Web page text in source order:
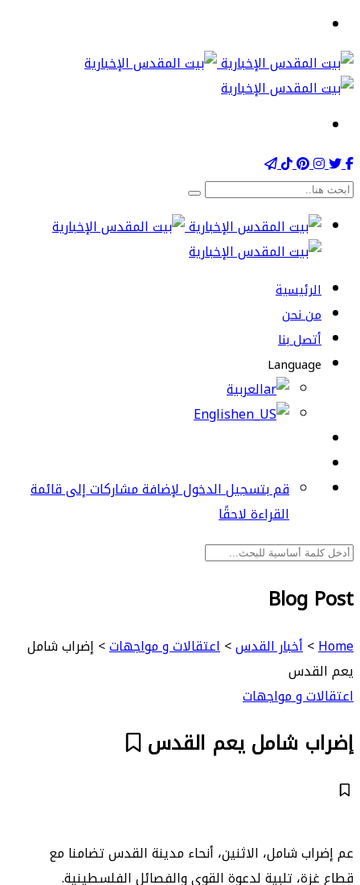
الرئيسية
من نحن
أتصل بنا
Language
العربية
English
قم بتسجيل الدخول لإضافة مشاركات إلى قائمة
القراءة لاحقًا
Blog Post
Home
>أخبار القدس>اعتقالات و مواجهات> إضراب شامل
يعم القدس
اعتقالات و مواجهات
إضراب شامل يعم القدس
عم إضراب شامل، الاثنين، أنحاء مدينة القدس تضامنا مع
قطاع غزة، تلبية لدعوة القوى والفصائل الفلسطينية.